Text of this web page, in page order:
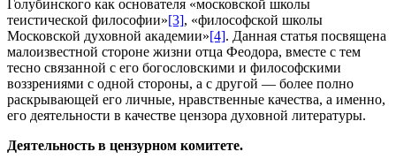
Голубинского как основателя «московской школы
теистической философии»[3], «философской школы
Московской духовной академии»[4]. Данная статья посвящена
малоизвестной стороне жизни отца Феодора, вместе с тем
тесно связанной с его богословскими и философскими
воззрениями с одной стороны, а с другой — более полно
раскрывающей его личные, нравственные качества, а именно,
его деятельности в качестве цензора духовной литературы.
Деятельность в цензурном комитете.